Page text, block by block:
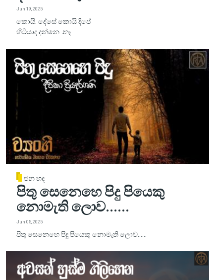
Jun 19, 2025
කොයි. දේසේ කොයි දීපේ
හිටියාද දන්නෙ නෑ
ජන හද
පිතු සෙනෙහෙ පිදු පියෙකු
නොමැති ලොව......
Jun 05, 2025
පිතු සෙනෙහෙ පිදු පියෙකු නොමැති ලොව......